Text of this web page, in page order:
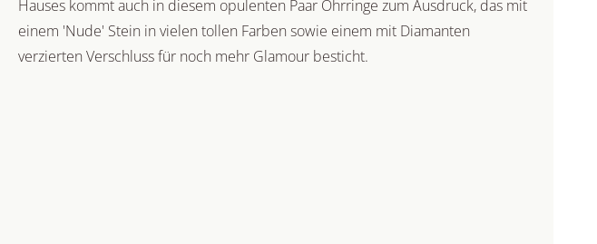
Hauses kommt auch in diesem opulenten Paar Ohrringe zum Ausdruck, das mit
einem 'Nude' Stein in vielen tollen Farben sowie einem mit Diamanten
verzierten Verschluss für noch mehr Glamour besticht.